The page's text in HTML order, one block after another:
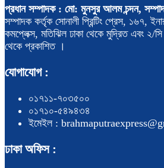
প্রধান সম্পাদক : মো: মুনসুর আলম চন্দন,
সম্পাদক কর্তৃক সোনালী প্রিন্টিং প্রেস, ১৬৭,
কমপ্লেক্স, মতিঝিল ঢাকা থেকে মুদ্রিত এবং ২/
থেকে প্রকাশিত ।
যোগাযোগ :
০১৭১১-৭০৩৫০০
০১৭১০-৫৪৯৪৩৪
ইমেইল :
ঢাকা অফিস :